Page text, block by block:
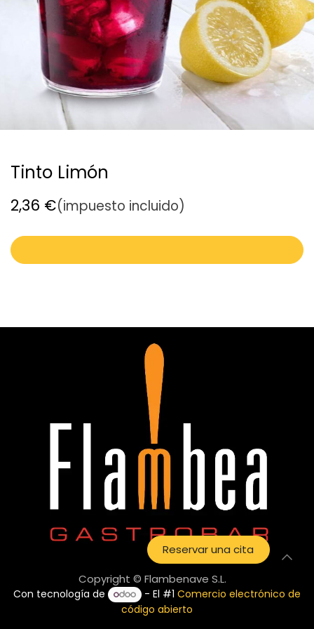
Tinto Limón
2,36 €(impuesto incluido)
Reservar una cita
Copyright © Flambenave S.L.
Con tecnología de - El #1Comercio electrónico de
código abierto